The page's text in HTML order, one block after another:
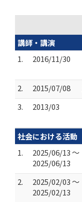
講師・講演
1.
2016/11/30
2.
2015/07/08
3.
2013/03
社会における活動
1.
2025/06/13 ～
2025/06/13
2.
2025/02/03 ～
2025/02/13